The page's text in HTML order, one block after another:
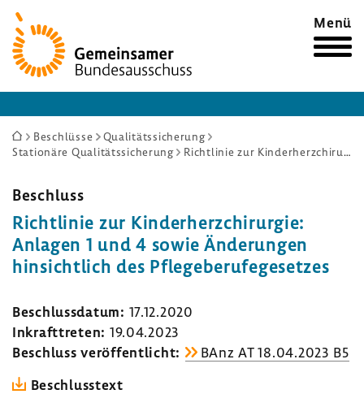
Zur
Startseite
Menü
Sie
sind
Beschlüsse
Qualitätssicherung
Stationäre Qualitätssicherung
Richtlinie zur Kinderherzchirurgie: Anlagen 1 und 4 sowie Änderungen hinsichtlich des Pflegeberufegesetzes
Beschluss
Richt­linie zur Kinder­herz­chir­urgie:
Anlagen 1 und 4 sowie Ände­rungen
hinsicht­lich des Pfle­ge­be­ru­fe­ge­setzes
Beschluss­datum: 17.12.2020
Inkraft­treten: 19.04.2023
Beschluss veröf­fent­licht:
BAnz AT 18.04.2023 B5
Beschluss­text